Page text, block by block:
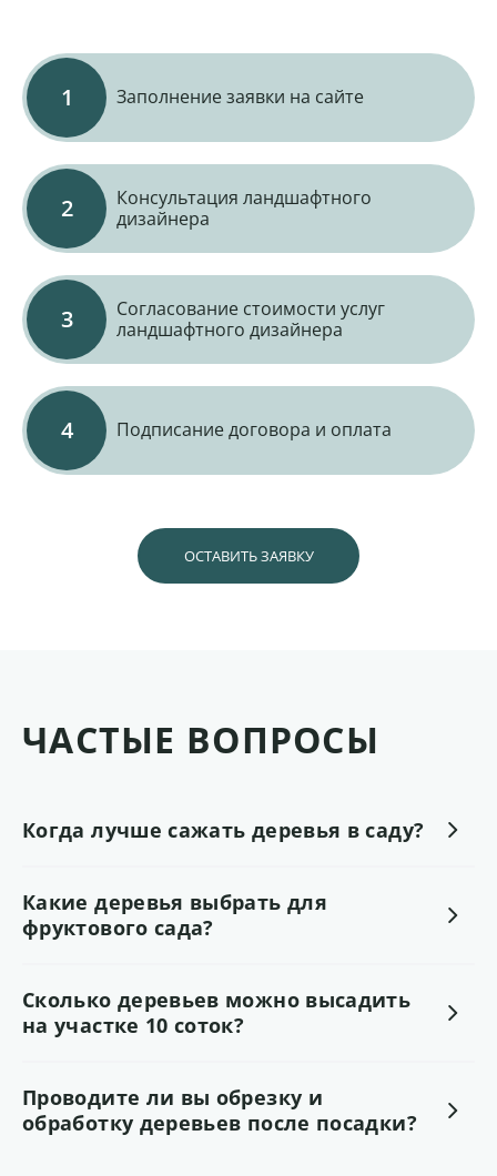
Заполнение заявки на сайте
Консультация ландшафтного
дизайнера
Согласование стоимости услуг
ландшафтного дизайнера
Подписание договора и оплата
ОСТАВИТЬ ЗАЯВКУ
ЧАСТЫЕ ВОПРОСЫ
Когда лучше сажать деревья в саду?
Какие деревья выбрать для
фруктового сада?
Сколько деревьев можно высадить
на участке 10 соток?
Проводите ли вы обрезку и
обработку деревьев после посадки?